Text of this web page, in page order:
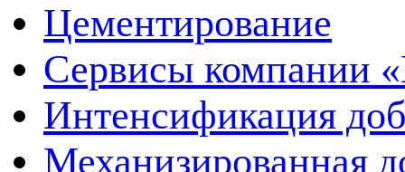
Цементирование
Сервисы компании
Интенсификация
Механизированная